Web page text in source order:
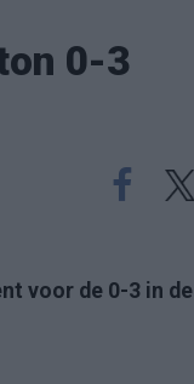
0-3
voor de 0-3 in de